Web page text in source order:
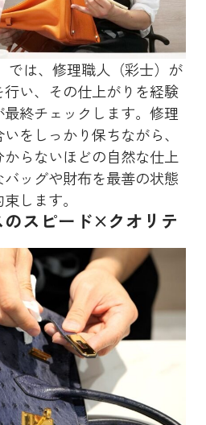
では、修理職人（彩士）が
い、その仕上がりを経験
終チェックします。修理
をしっかり保ちながら、
らないほどの自然な仕上
ッグや財布を最善の状態
します。
スピード×クオリテ